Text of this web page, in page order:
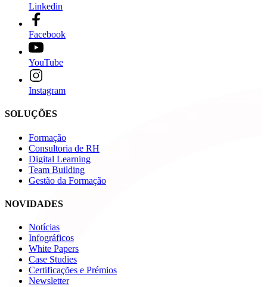
Linkedin
Facebook
YouTube
Instagram
SOLUÇÕES
Formação
Consultoria de RH
Digital Learning
Team Building
Gestão da Formação
NOVIDADES
Notícias
Infográficos
White Papers
Case Studies
Certificações e Prémios
Newsletter